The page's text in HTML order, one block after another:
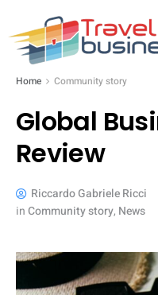
Home Community story
Global
Review
Riccardo Gabriele Ricci
inCommunity story, News